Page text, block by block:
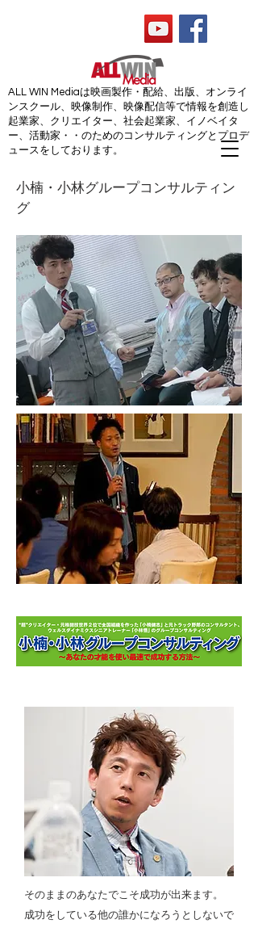
ALL WIN Mediaは映画製作・配給、出版、オンライ
ンスクール、映像制作、映像配信等で情報を創造し
起業家、クリエイター、社会起業家、イノベイタ
ー、活動家・・のためのコンサルティングとプロデ
ュースをしております。
小楠・小林グループコンサルティン
グ
そのままのあなたでこそ成功が出来ます。
成功をしている他の誰かになろうとしないで